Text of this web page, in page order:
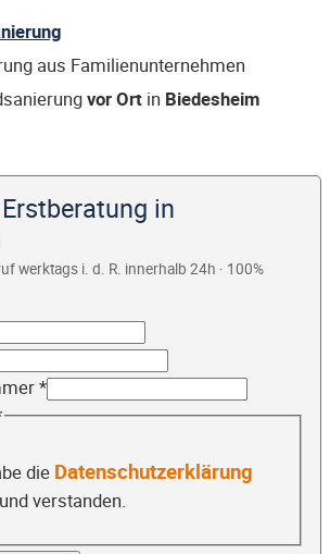
aus Familienunternehmen
vor Ort in Biedesheim
in
werktags i. d. R. innerhalb 24h · 100%
*
die Datenschutzerklärung
verstanden.